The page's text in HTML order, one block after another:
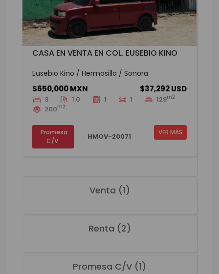
CASA EN VENTA EN COL. EUSEBIO KINO
Eusebio Kino / Hermosillo / Sonora
$650,000 MXN $37,292 USD
3 1.0 1 1 129m2
200m2
Promesa
C/V
HMOV-20071 VER MÁS
Venta (1)
Renta (2)
Promesa C/V (1)